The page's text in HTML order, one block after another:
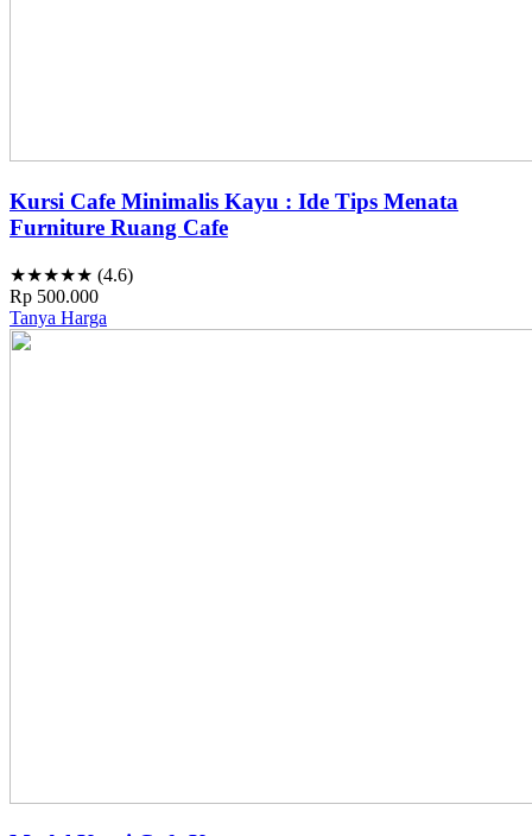
Kursi Cafe Minimalis Kayu : Ide Tips Menata
Furniture Ruang Cafe
★★★★★ (4.6)
Rp 500.000
Tanya Harga